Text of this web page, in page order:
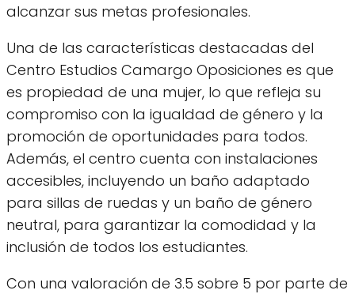
alcanzar sus metas profesionales.
Una de las características destacadas del
Centro Estudios Camargo Oposiciones es que
es propiedad de una mujer, lo que refleja su
compromiso con la igualdad de género y la
promoción de oportunidades para todos.
Además, el centro cuenta con instalaciones
accesibles, incluyendo un baño adaptado
para sillas de ruedas y un baño de género
neutral, para garantizar la comodidad y la
inclusión de todos los estudiantes.
Con una valoración de 3.5 sobre 5 por parte de